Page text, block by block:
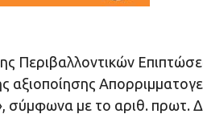
Περιβαλλοντικών
αξιοποίησης
με το αριθ. πρωτ.